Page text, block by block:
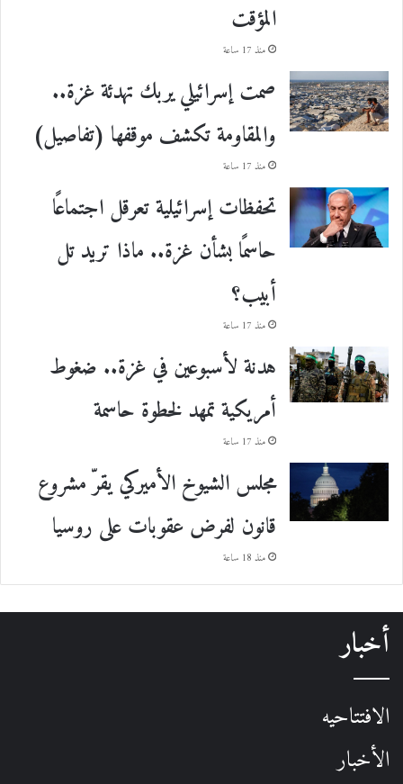
المؤقت
منذ 17 ساعة
صمت إسرائيلي يربك تهدئة غزة..
والمقاومة تكشف موقفها (تفاصيل)
منذ 17 ساعة
تحفظات إسرائيلية تعرقل اجتماعًا
حاسمًا بشأن غزة.. ماذا تريد تل
أبيب؟
منذ 17 ساعة
هدنة لأسبوعين في غزة.. ضغوط
أمريكية تمهد لخطوة حاسمة
منذ 17 ساعة
مجلس الشيوخ الأميركي يقرّ مشروع
قانون لفرض عقوبات على روسيا
منذ 18 ساعة
أخبار
الافتتاحيه
الأخبار